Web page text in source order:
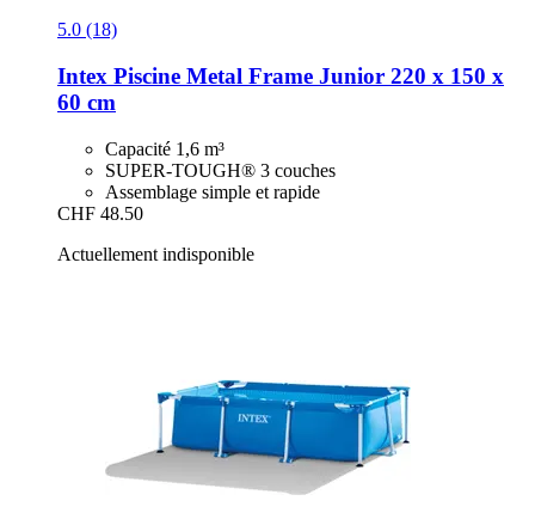
5.0 (18)
Intex Piscine Metal Frame Junior 220 x 150 x
60 cm
Capacité 1,6 m³
SUPER-TOUGH® 3 couches
Assemblage simple et rapide
CHF 48.50
Actuellement indisponible